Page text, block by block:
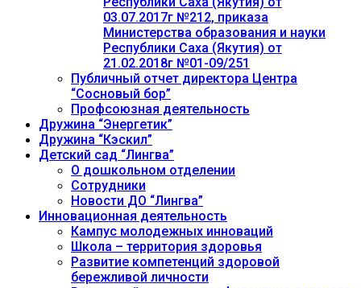
03.07.2017г №212, приказа
Министерства образования и науки
Республики Саха (Якутия) от
21.02.2018г №01-09/251
Публичный отчет директора Центра
“Сосновый бор”
Профсоюзная деятельность
Дружина “Энергетик”
Дружина “Кэскил”
Детский сад “Лингва”
О дошкольном отделении
Сотрудники
Новости ДО “Лингва”
Инновационная деятельность
Кампус молодежных инноваций
Школа – территория здоровья
Развитие компетенций здоровой
бережливой личности